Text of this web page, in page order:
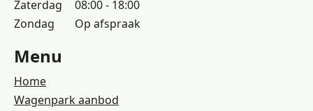
Zaterdag
Zondag
08:00 - 18:00
Op afspraak
Menu
Home
Wagenpark aanbod